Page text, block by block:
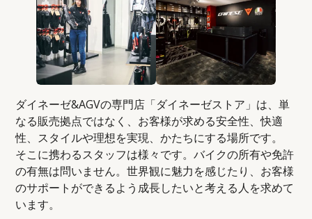
ダイネーゼ&AGVの専門店「ダイネーゼストア」は、単
なる販売拠点ではなく、お客様が求める安全性、快適
性、スタイルや理想を実現、かたちにする場所です。
そこに携わるスタッフは様々です。バイクの所有や免許
の有無は問いません。世界観に魅力を感じたり、お客様
のサポートができるよう成長したいと考える人を求めて
います。